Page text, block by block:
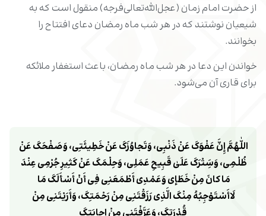
از حضرت امام زمان (عجل‌الله‌تعالی‌فرجه) منقول است که به
شیعیان نوشتند که در هر شب ماه رمضان دعای افتتاح را
بخوانند.
خواندن این دعا در هر شب ماه رمضان، باعث استغفار ملائکه
برای قاری آن می‌شود.